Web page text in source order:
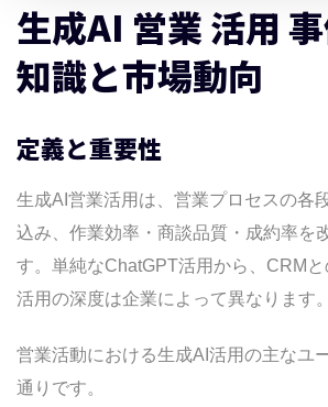
生成AI 営業 活用
知識と市場動向
定義と重要性
生成AI営業活用は、営業プロセスの各
込み、作業効率・商談品質・成約率を
す。単純なChatGPT活用から、CRMと
活用の深度は企業によって異なります。
営業活動における生成AI活用の主なユ
通りです。